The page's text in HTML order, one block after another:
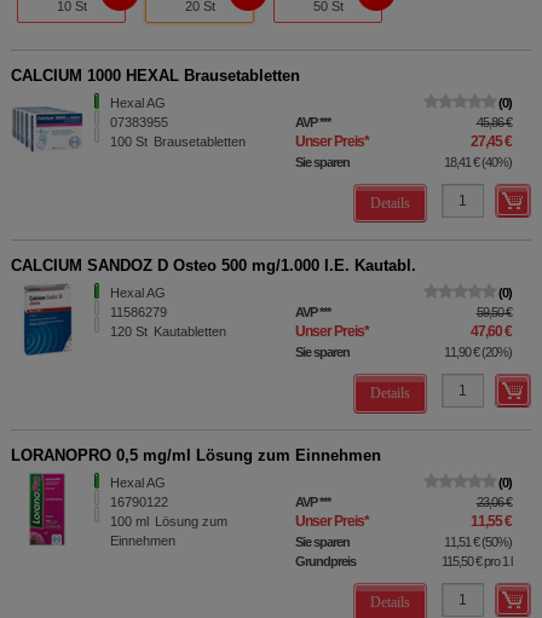
10 St 20 St 50 St
CALCIUM 1000 HEXAL Brausetabletten
Hexal AG
07383955
100 St Brausetabletten
0
AVP*** 45,86 €
Unser Preis* 27,45 €
Sie sparen 18,41 €(40%)
Details
CALCIUM SANDOZ D Osteo 500 mg/1.000 I.E. Kautabl.
Hexal AG
11586279
120 St Kautabletten
0
AVP*** 59,50 €
Unser Preis* 47,60 €
Sie sparen 11,90 €(20%)
Details
LORANOPRO 0,5 mg/ml Lösung zum Einnehmen
Hexal AG
16790122
100 ml Lösung zum
Einnehmen
0
AVP*** 23,06 €
Unser Preis* 11,55 €
Sie sparen 11,51 €(50%)
Grundpreis
115,50 €pro 1 l
Details